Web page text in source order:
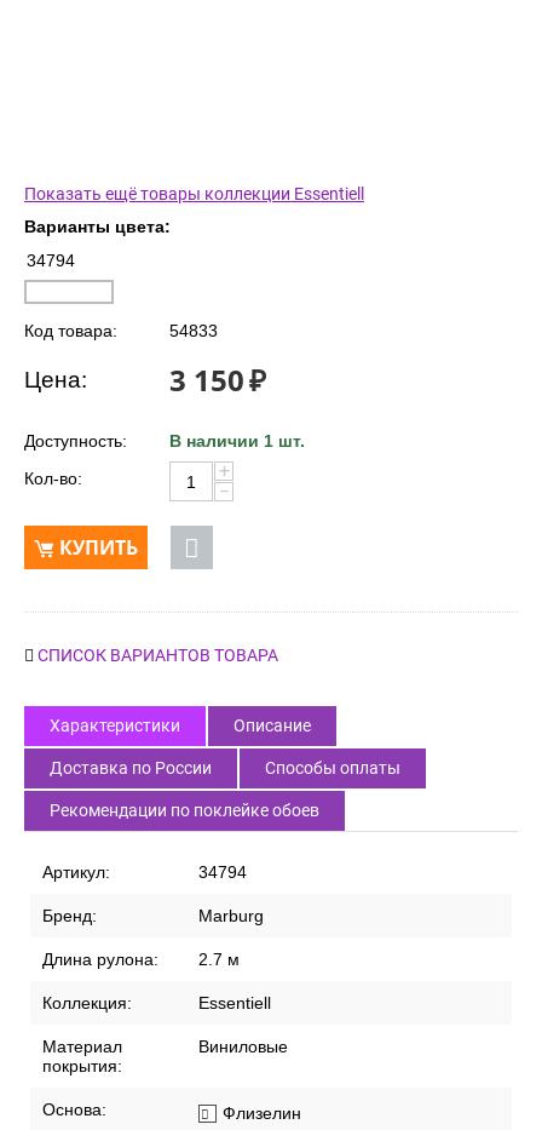
Показать ещё товары коллекции Essentiell
Варианты цвета:
34794
Код товара: 54833
Цена: 3 150₽
Доступность:
В наличии 1 шт.
Кол-во:
+
−
КУПИТЬ
СПИСОК ВАРИАНТОВ ТОВАРА
Характеристики Описание
Доставка по России Способы оплаты
Рекомендации по поклейке обоев
Артикул: 34794
Бренд: Marburg
Длина рулона: 2.7 м
Коллекция: Essentiell
Материал
покрытия:
Виниловые
Основа: Флизелин